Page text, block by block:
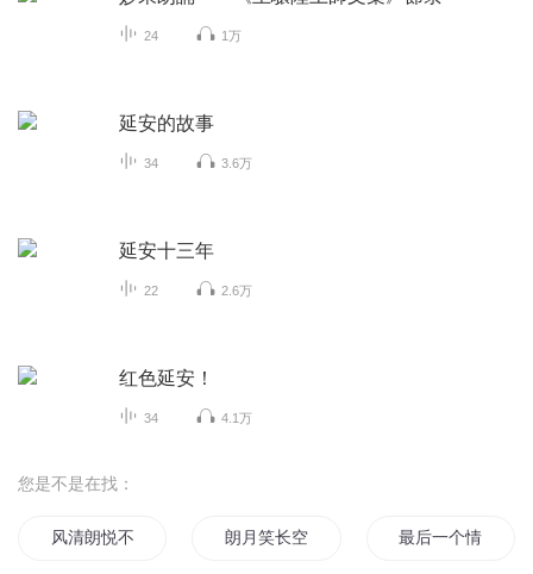
24 1万
延安的故事
34 3.6万
延安十三年
22 2.6万
红色延安！
34 4.1万
您是不是在找：
风清朗悦不如你 朗月笑长空 最后一个情人节